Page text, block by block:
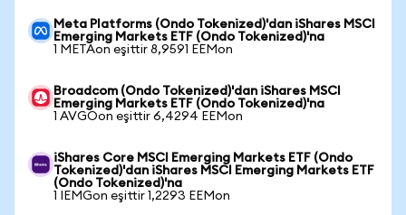
Meta Platforms (Ondo Tokenized)'dan iShares MSCI
Emerging Markets ETF (Ondo Tokenized)'na
1 METAon eşittir 8,9591 EEMon
Broadcom (Ondo Tokenized)'dan iShares MSCI
Emerging Markets ETF (Ondo Tokenized)'na
1 AVGOon eşittir 6,4294 EEMon
iShares Core MSCI Emerging Markets ETF (Ondo
Tokenized)'dan iShares MSCI Emerging Markets ETF
(Ondo Tokenized)'na
1 IEMGon eşittir 1,2293 EEMon